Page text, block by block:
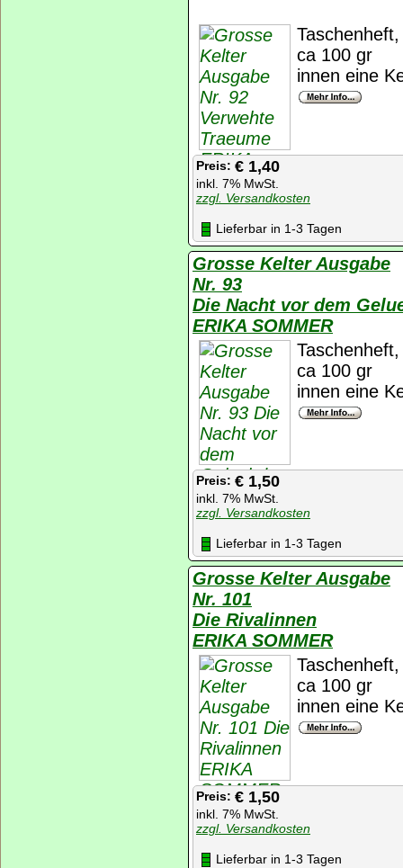
ca 100 gr
innen eine
Preis: € 1,40
inkl. 7% MwSt.
zzgl. Versandkosten
Lieferbar in 1-3 Tagen
Grosse Kelter Ausgabe
Nr. 93
Die Nacht vor dem
ERIKA SOMMER
ca 100 gr
innen eine
Preis: € 1,50
inkl. 7% MwSt.
zzgl. Versandkosten
Lieferbar in 1-3 Tagen
Grosse Kelter Ausgabe
Nr. 101
Die Rivalinnen
ERIKA SOMMER
ca 100 gr
innen eine
Preis: € 1,50
inkl. 7% MwSt.
zzgl. Versandkosten
Lieferbar in 1-3 Tagen